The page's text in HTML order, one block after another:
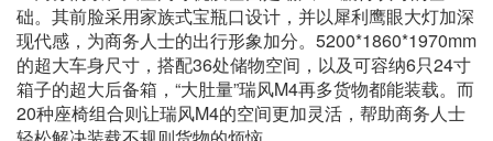
础。其前脸采用家族式宝瓶口设计，并以犀利鹰眼大灯加深
现代感，为商务人士的出行形象加分。5200*1860*1970mm
的超大车身尺寸，搭配36处储物空间，以及可容纳6只24寸
箱子的超大后备箱，“大肚量”瑞风M4再多货物都能装载。而
20种座椅组合则让瑞风M4的空间更加灵活，帮助商务人士